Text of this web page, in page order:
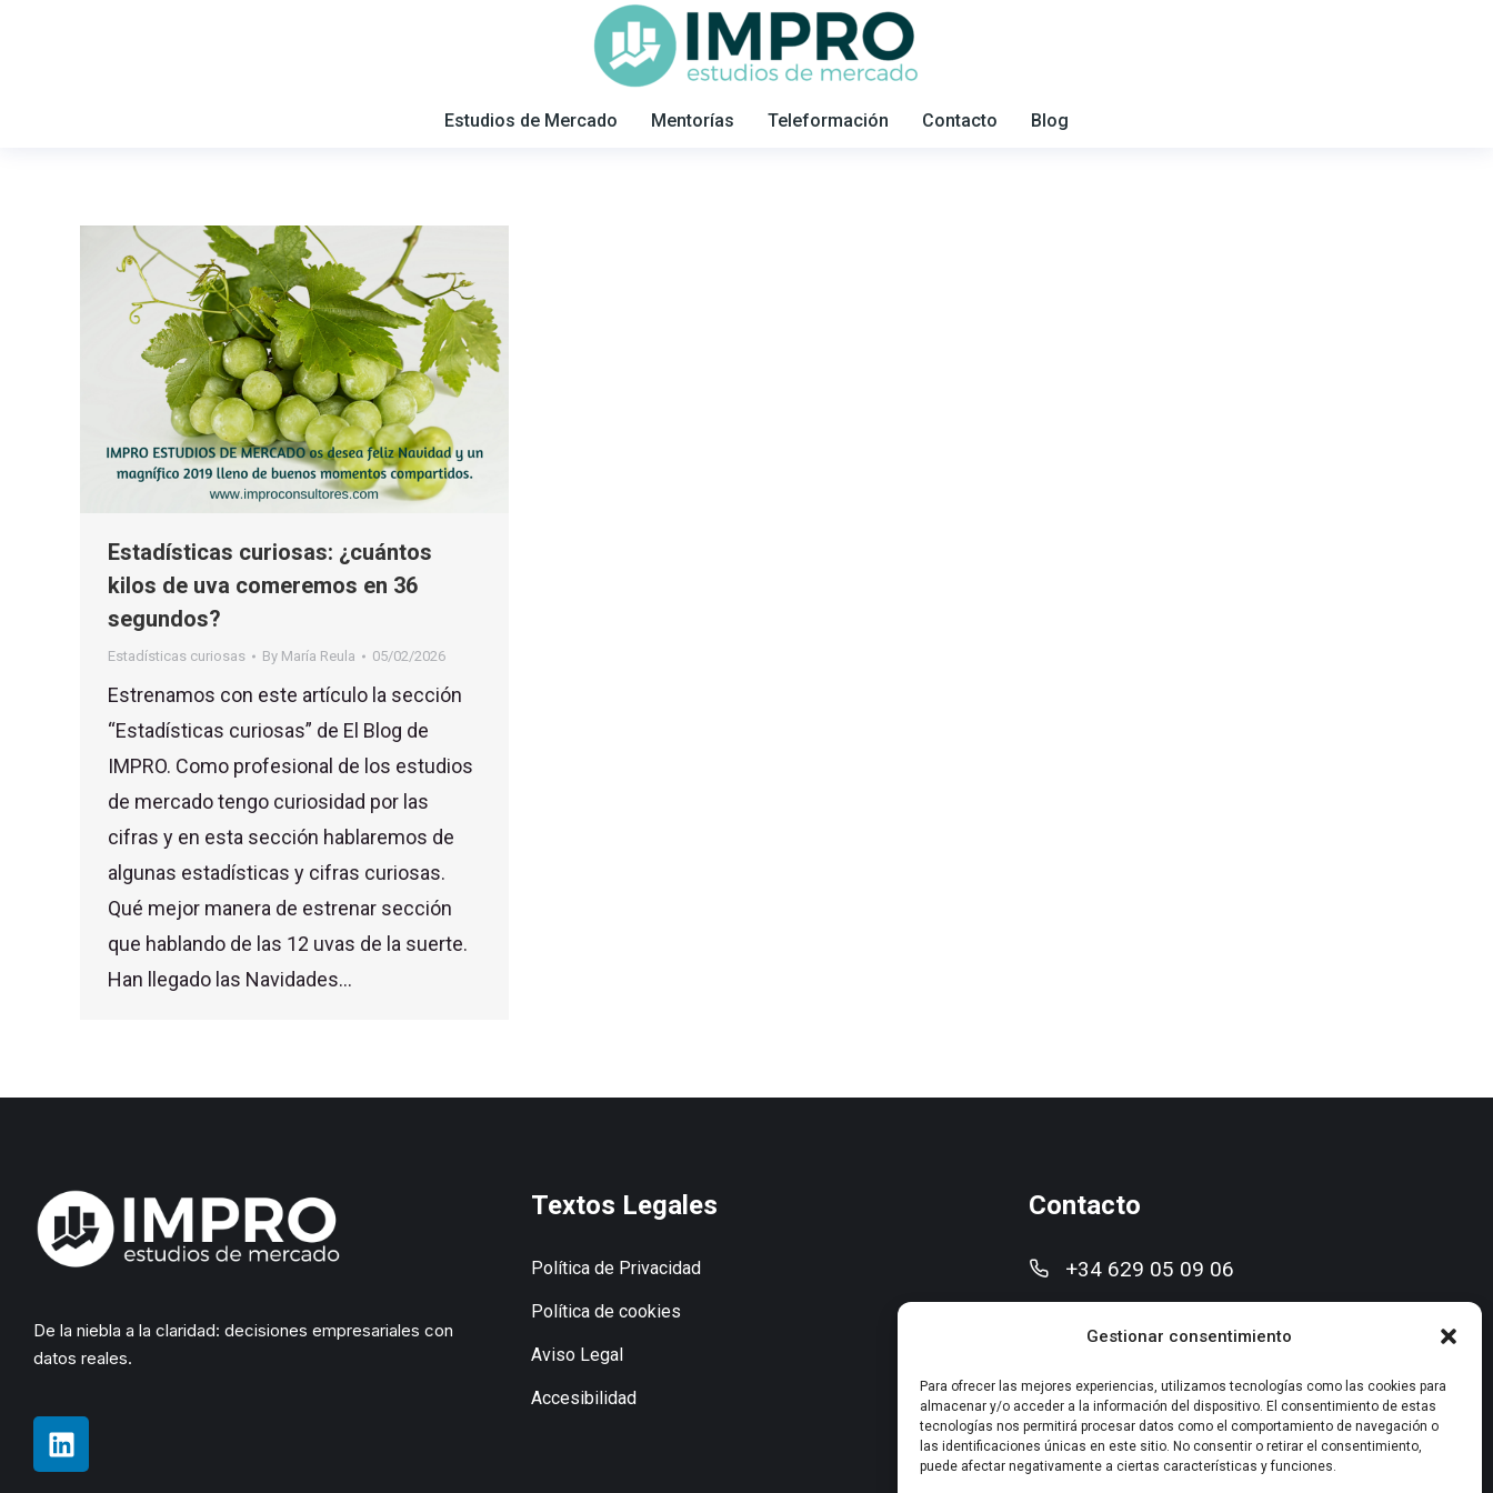
Gestionar consentimiento
Para ofrecer las mejores experiencias, utilizamos tecnologías como las cookies para
almacenar y/o acceder a la información del dispositivo. El consentimiento de estas
tecnologías nos permitirá procesar datos como el comportamiento de navegación o
las identificaciones únicas en este sitio. No consentir o retirar el consentimiento,
puede afectar negativamente a ciertas características y funciones.
Estudios de Mercado Mentorías Teleformación Contacto Blog
Estadísticas curiosas: ¿cuántos
kilos de uva comeremos en 36
segundos?
Estadísticas curiosas By María Reula 05/02/2026
Estrenamos con este artículo la sección
“Estadísticas curiosas” de El Blog de
IMPRO. Como profesional de los estudios
de mercado tengo curiosidad por las
cifras y en esta sección hablaremos de
algunas estadísticas y cifras curiosas.
Qué mejor manera de estrenar sección
que hablando de las 12 uvas de la suerte.
Han llegado las Navidades…
De la niebla a la claridad: decisiones empresariales con
datos reales.
Textos Legales
Política de Privacidad
Política de cookies
Aviso Legal
Accesibilidad
Contacto
+34 629 05 09 06
mreula@improconsultores.com
Pedro Cerbuna nº 29, 50009 Zaragoza